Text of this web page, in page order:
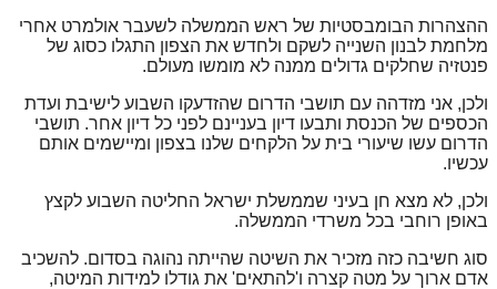
ההצהרות הבומבסטיות של ראש הממשלה לשעבר אולמרט אחרי
מלחמת לבנון השנייה לשקם ולחדש את הצפון התגלו כסוג של
פנטזיה שחלקים גדולים ממנה לא מומשו מעולם.
ולכן, אני מזדהה עם תושבי הדרום שהזדעקו השבוע לישיבת ועדת
הכספים של הכנסת ותבעו דיון בעניינם לפני כל דיון אחר. תושבי
הדרום עשו שיעורי בית על הלקחים שלנו בצפון ומיישמים אותם
עכשיו.
ולכן, לא מצא חן בעיני שממשלת ישראל החליטה השבוע לקצץ
באופן רוחבי בכל משרדי הממשלה.
סוג חשיבה כזה מזכיר את השיטה שהייתה נהוגה בסדום. להשכיב
אדם ארוך על מטה קצרה ו'להתאים' את גודלו למידות המיטה,